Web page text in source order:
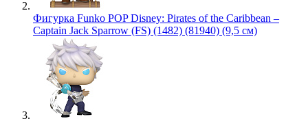
Фигурка Funko POP Disney: Pirates of the Caribbean –
Captain Jack Sparrow (FS) (1482) (81940) (9,5 см)